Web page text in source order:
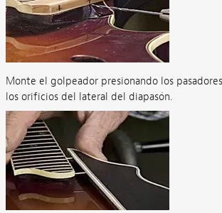
Monte el golpeador presionando los
los orificios del lateral del diapasón.